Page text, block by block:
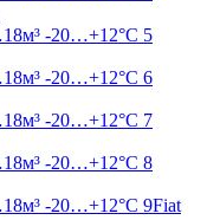
Fiat